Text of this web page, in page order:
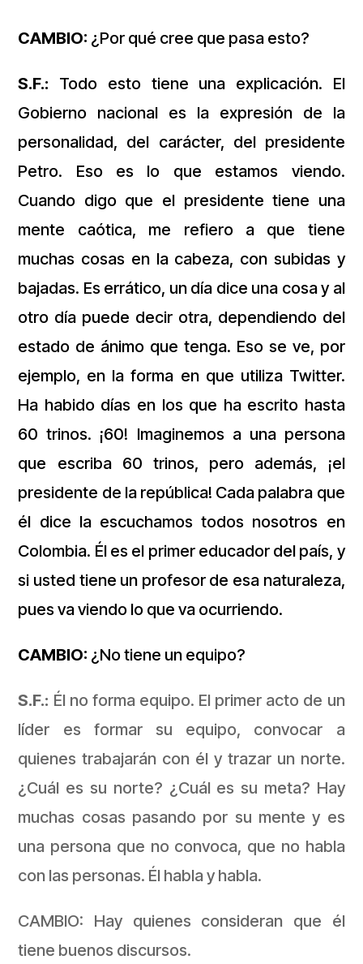
CAMBIO: ¿Por qué cree que pasa esto?
S.F.: Todo esto tiene una explicación. El
Gobierno nacional es la expresión de la
personalidad, del carácter, del presidente
Petro. Eso es lo que estamos viendo.
Cuando digo que el presidente tiene una
mente caótica, me refiero a que tiene
muchas cosas en la cabeza, con subidas y
bajadas. Es errático, un día dice una cosa y al
otro día puede decir otra, dependiendo del
estado de ánimo que tenga. Eso se ve, por
ejemplo, en la forma en que utiliza Twitter.
Ha habido días en los que ha escrito hasta
60 trinos. ¡60! Imaginemos a una persona
que escriba 60 trinos, pero además, ¡el
presidente de la república! Cada palabra que
él dice la escuchamos todos nosotros en
Colombia. Él es el primer educador del país, y
si usted tiene un profesor de esa naturaleza,
pues va viendo lo que va ocurriendo.
CAMBIO: ¿No tiene un equipo?
S.F.: Él no forma equipo. El primer acto de un
líder es formar su equipo, convocar a
quienes trabajarán con él y trazar un norte.
¿Cuál es su norte? ¿Cuál es su meta? Hay
muchas cosas pasando por su mente y es
una persona que no convoca, que no habla
con las personas. Él habla y habla.
CAMBIO: Hay quienes consideran que él
tiene buenos discursos.